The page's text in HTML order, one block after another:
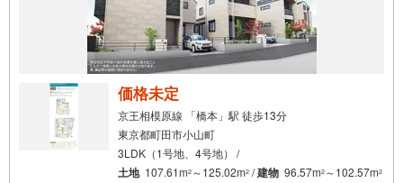
価格未定
京王相模原線 「橋本」駅 徒歩13分
東京都町田市小山町
3LDK（1号地、4号地） /
土地 107.61m2 ～125.02m2 /建物 96.57m2 ～102.57m2